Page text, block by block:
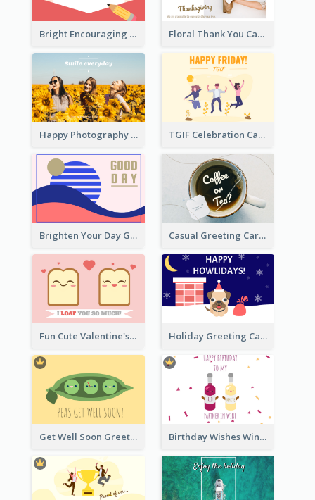
Bright Encouraging Greeting Card Floral Thank You Card
Happy Photography Greeting Card TGIF Celebration Card
Brighten Your Day Greeting Card Casual Greeting Card Template
Fun Cute Valentine's Day Celebration Card Holiday Greeting Card with Pet
Get Well Soon Greeting Card Birthday Wishes Wine Card